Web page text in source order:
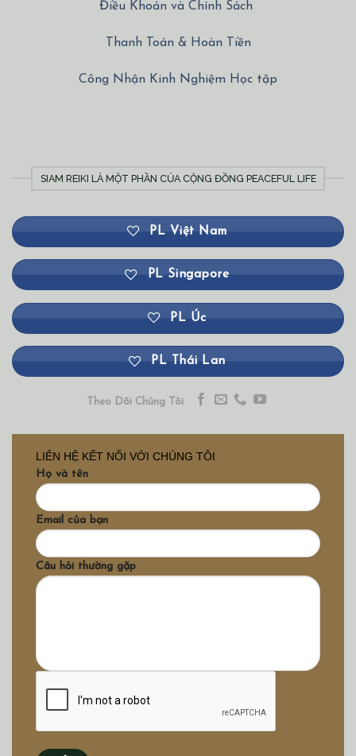
Điều Khoản và Chính Sách
Thanh Toán & Hoàn Tiền
Công Nhận Kinh Nghiệm Học tập
SIAM REIKI LÀ MỘT PHẦN CỦA CỘNG ĐỒNG PEACEFUL LIFE
PL Việt Nam
PL Singapore
PL Úc
PL Thái Lan
Theo Dõi Chúng Tôi
LIÊN HỆ KẾT NỐI VỚI CHÚNG TÔI
Họ và tên
Email của bạn
Câu hỏi thường gặp